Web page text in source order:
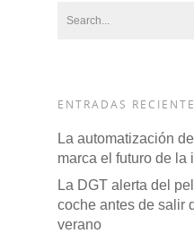
ENTRADAS
La automatización
marca el futuro de la
La DGT alerta del
coche antes de salir
verano